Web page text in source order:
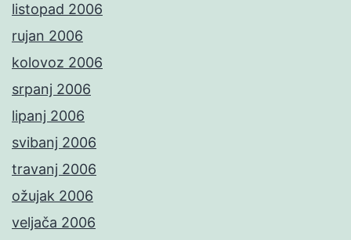
listopad 2006
rujan 2006
kolovoz 2006
srpanj 2006
lipanj 2006
svibanj 2006
travanj 2006
ožujak 2006
veljača 2006